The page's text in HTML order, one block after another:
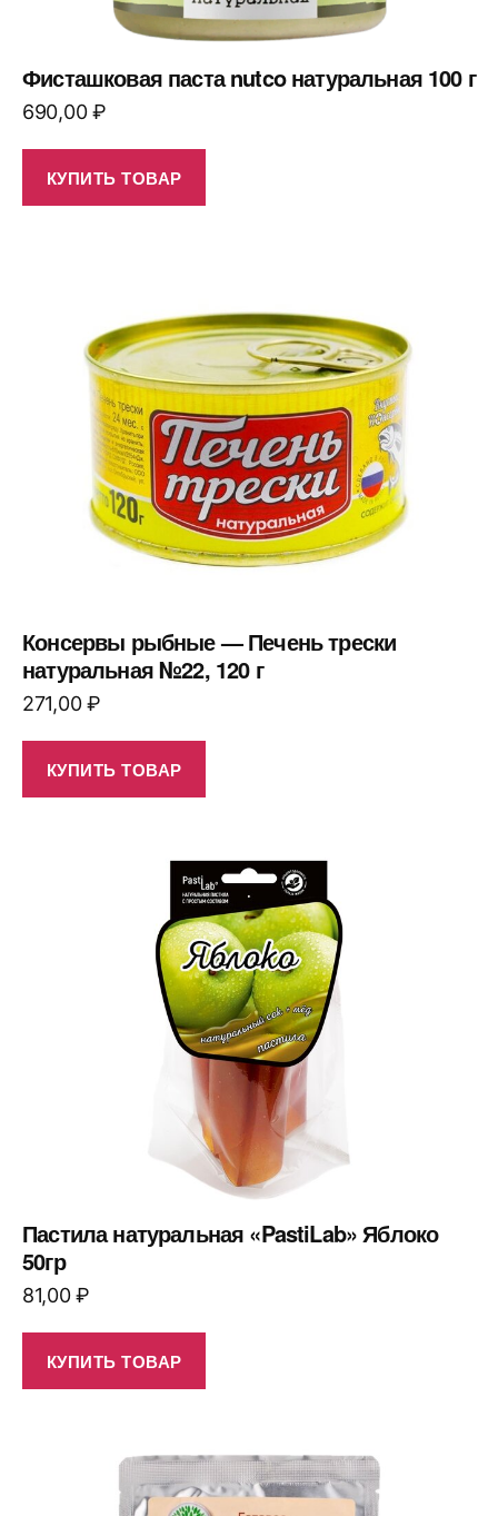
Фисташковая паста nutco натуральная 100 г
690,00₽
КУПИТЬ ТОВАР
Консервы рыбные — Печень трески
натуральная №22, 120 г
271,00₽
КУПИТЬ ТОВАР
Пастила натуральная «PastiLab» Яблоко
50гр
81,00₽
КУПИТЬ ТОВАР